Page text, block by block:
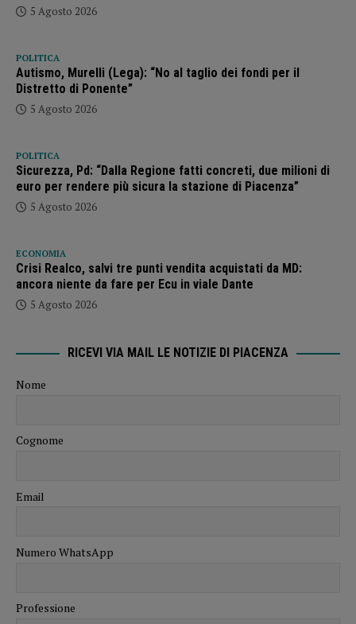
5 Agosto 2026
POLITICA
Autismo, Murelli (Lega): “No al taglio dei fondi per il
Distretto di Ponente”
5 Agosto 2026
POLITICA
Sicurezza, Pd: “Dalla Regione fatti concreti, due milioni di
euro per rendere più sicura la stazione di Piacenza”
5 Agosto 2026
ECONOMIA
Crisi Realco, salvi tre punti vendita acquistati da MD:
ancora niente da fare per Ecu in viale Dante
5 Agosto 2026
RICEVI VIA MAIL LE NOTIZIE DI PIACENZA
Nome
Cognome
Email
Numero WhatsApp
Professione